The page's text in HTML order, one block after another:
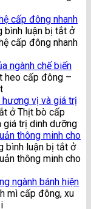
cấp đông nhanh
bình luận bị tắt ở
cấp đông nhanh
ngành chế biến
heo cấp đông –
vị và giá trị
ở Thịt bò cấp
giá trị dinh dưỡng
thông minh cho
bình luận bị tắt ở
thông minh cho
ngành bánh hiện
mì cấp đông, xu